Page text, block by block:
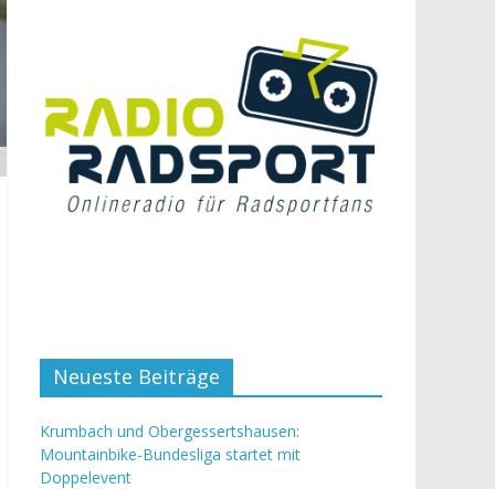
Neueste Beiträge
Krumbach und Obergessertshausen:
Mountainbike-Bundesliga startet mit
Doppelevent